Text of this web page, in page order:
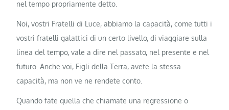
nel tempo propriamente detto.
Noi, vostri Fratelli di Luce, abbiamo la capacità, come tutti i
vostri fratelli galattici di un certo livello, di viaggiare sulla
linea del tempo, vale a dire nel passato, nel presente e nel
futuro. Anche voi, Figli della Terra, avete la stessa
capacità, ma non ve ne rendete conto.
Quando fate quella che chiamate una regressione o